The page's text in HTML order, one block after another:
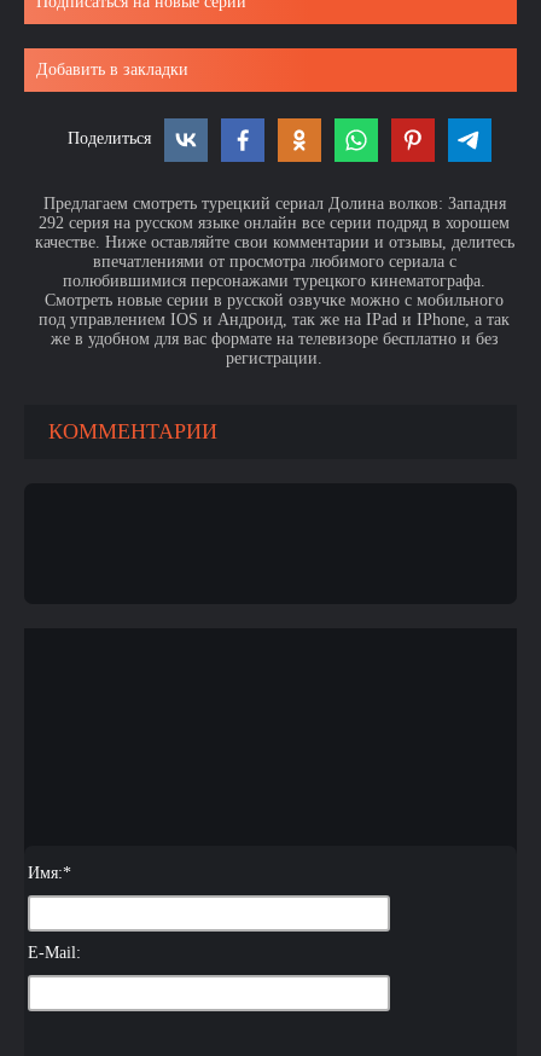
Добавить в закладки
Поделиться
Предлагаем смотреть турецкий сериал Долина волков: Западня
292 серия на русском языке онлайн все серии подряд в хорошем
качестве. Ниже оставляйте свои комментарии и отзывы, делитесь
впечатлениями от просмотра любимого сериала с
полюбившимися персонажами турецкого кинематографа.
Смотреть новые серии в русской озвучке можно с мобильного
под управлением IOS и Андроид, так же на IPad и IPhone, а так
же в удобном для вас формате на телевизоре бесплатно и без
регистрации.
КОММЕНТАРИИ
Имя:*
E-Mail: